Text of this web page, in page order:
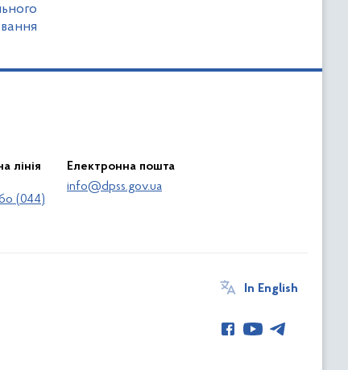
лінія
(044)
Електронна пошта
info@dpss.gov.ua
In English